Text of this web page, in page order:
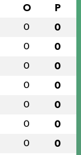
O P
0 0
0 0
0 0
0 0
0 0
0 0
0 0